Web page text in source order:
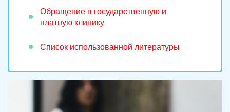
Обращение в государственную и
платную клинику
Список использованной литературы